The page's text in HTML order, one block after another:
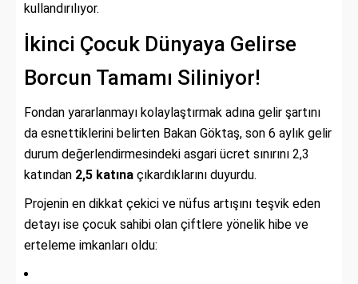
kullandırılıyor.
İkinci Çocuk Dünyaya Gelirse
Borcun Tamamı Siliniyor!
Fondan yararlanmayı kolaylaştırmak adına gelir şartını
da esnettiklerini belirten Bakan Göktaş, son 6 aylık gelir
durum değerlendirmesindeki asgari ücret sınırını 2,3
katından 2,5 katına çıkardıklarını duyurdu.
Projenin en dikkat çekici ve nüfus artışını teşvik eden
detayı ise çocuk sahibi olan çiftlere yönelik hibe ve
erteleme imkanları oldu: